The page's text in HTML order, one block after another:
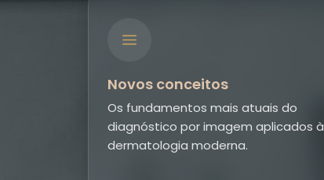
Novos conceitos
Os fundamentos mais atuais do
diagnóstico por imagem aplicados à
dermatologia moderna.